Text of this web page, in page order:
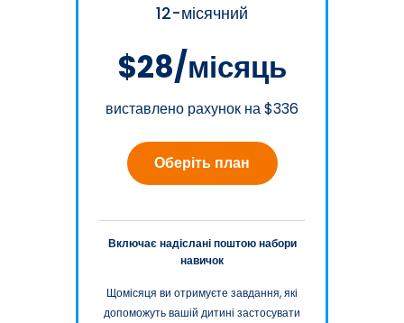
12-місячний
$28/місяць
виставлено рахунок на $336
Оберіть план
Включає надіслані поштою набори
навичок
Щомісяця ви отримуєте завдання, які
допоможуть вашій дитині застосувати